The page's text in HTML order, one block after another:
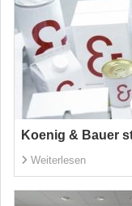
Koenig & Bauer
Weiterlesen